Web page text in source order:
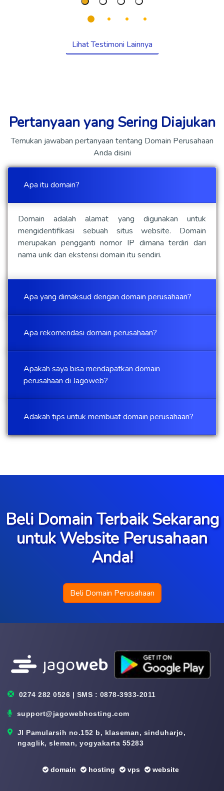
Lihat Testimoni Lainnya
Pertanyaan yang Sering Diajukan
Temukan jawaban pertanyaan tentang Domain Perusahaan
Anda disini
Apa itu domain?
Domain adalah alamat yang digunakan untuk
mengidentifikasi sebuah situs website. Domain
merupakan pengganti nomor IP dimana terdiri dari
nama unik dan ekstensi domain itu sendiri.
Apa yang dimaksud dengan domain perusahaan?
Apa rekomendasi domain perusahaan?
Apakah saya bisa mendapatkan domain
perusahaan di Jagoweb?
Adakah tips untuk membuat domain perusahaan?
Beli Domain Terbaik Sekarang
untuk Website Perusahaan
Anda!
Beli Domain Perusahaan
0274 282 0526 | SMS : 0878-3933-2011
support@jagowebhosting.com
Jl Pamularsih no.152 b, klaseman, sinduharjo,
ngaglik, sleman, yogyakarta 55283
domain hosting vps website